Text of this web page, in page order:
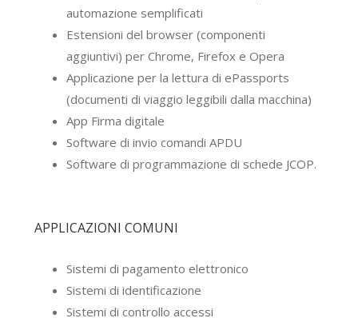
automazione semplificati
Estensioni del browser (componenti
aggiuntivi) per Chrome, Firefox e Opera
Applicazione per la lettura di ePassports
(documenti di viaggio leggibili dalla macchina)
App Firma digitale
Software di invio comandi APDU
Software di programmazione di schede JCOP.
APPLICAZIONI COMUNI
Sistemi di pagamento elettronico
Sistemi di identificazione
Sistemi di controllo accessi